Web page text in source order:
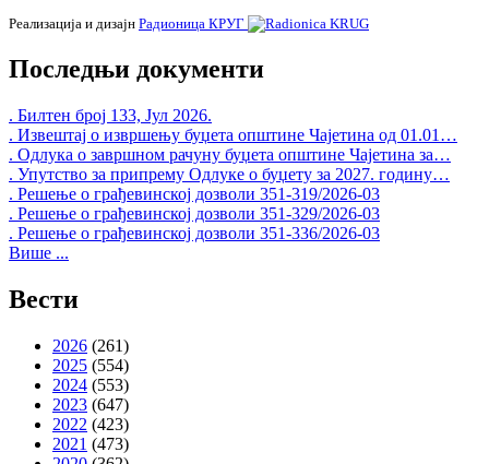
Реализација и дизајн Радионица КРУГ
Последњи документи
. Билтен број 133, Јул 2026.
. Извештај о извршењу буџета општине Чајетина од 01.01…
. Одлука о завршном рачуну буџета општине Чајетина за…
. Упутство за припрему Одлуке о буџету за 2027. годину…
. Решење о грађевинској дозволи 351-319/2026-03
. Решење о грађевинској дозволи 351-329/2026-03
. Решење о грађевинској дозволи 351-336/2026-03
Више ...
Вести
2026 (261)
2025 (554)
2024 (553)
2023 (647)
2022 (423)
2021 (473)